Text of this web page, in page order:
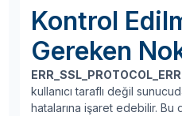
Kontrol
Gereken
kullanıcı taraflı değil
hatalarına işaret edebilir. Bu